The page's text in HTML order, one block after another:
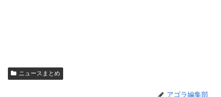
ニュースまとめ
アゴラ編集部